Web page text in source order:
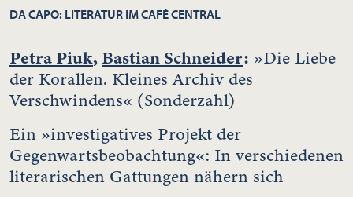
DA CAPO: LITERATUR IM CAFÉ CENTRAL
Petra Piuk,Bastian Schneider: »Die Liebe
der Korallen. Kleines Archiv des
Verschwindens« (Sonderzahl)
Ein »investigatives Projekt der
Gegenwartsbeobachtung«: In verschiedenen
literarischen Gattungen nähern sich